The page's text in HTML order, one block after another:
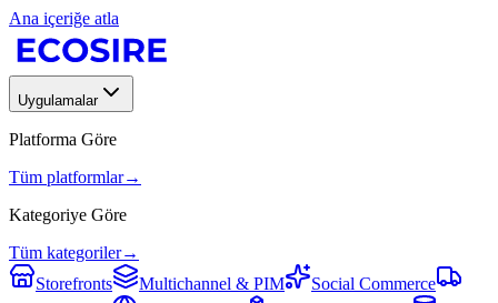
Ana içeriğe atla
Uygulamalar
Platforma Göre
Tüm platformlar→
Kategoriye Göre
Tüm kategoriler→
Storefronts
Multichannel & PIM
Social Commerce